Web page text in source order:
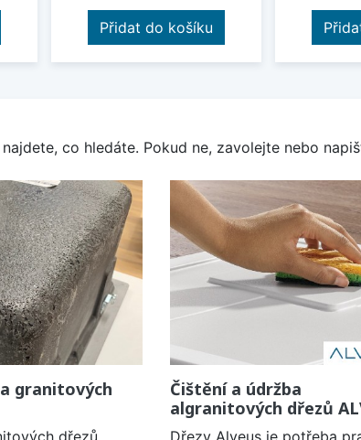
Přidat do košíku
co hledáte. Pokud ne, zavolejte nebo
granitových
dřezů
Čištění a údržba
algranitových dřezů
Dřezy Alveus je potřeba